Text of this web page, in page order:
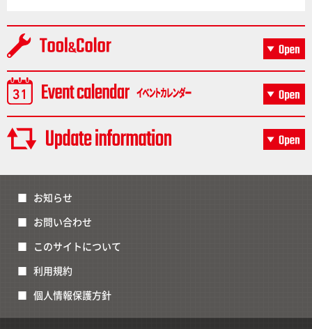
お知らせ
お問い合わせ
このサイトについて
利用規約
個人情報保護方針